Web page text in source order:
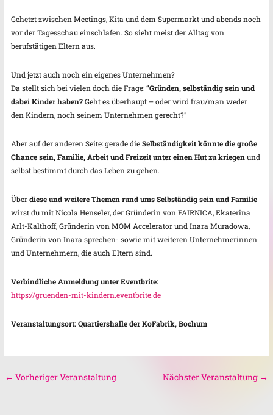
Gehetzt zwischen Meetings, Kita und dem Supermarkt und abends noch
vor der Tagesschau einschlafen. So sieht meist der Alltag von
berufstätigen Eltern aus.
Und jetzt auch noch ein eigenes Unternehmen?
Da stellt sich bei vielen doch die Frage:“Gründen, selbständig sein und
dabei Kinder haben?Geht es überhaupt – oder wird frau/man weder
den Kindern, noch seinem Unternehmen gerecht?”
Aber auf der anderen Seite: gerade dieSelbständigkeit könnte die große
Chance sein, Familie, Arbeit und Freizeit unter einen Hut zu kriegenund
selbst bestimmt durch das Leben zu gehen.
Überdiese und weitere Themen rund ums Selbständig sein und Familie
wirst du mit Nicola Henseler, der Gründerin von FAIRNICA, Ekaterina
Arlt-Kalthoff, Gründerin von MOM Accelerator und Inara Muradowa,
Gründerin von Inara sprechen- sowie mit weiteren Unternehmerinnen
und Unternehmern, die auch Eltern sind.
Verbindliche Anmeldung unter Eventbrite:
https://gruenden-mit-kindern.eventbrite.de
Veranstaltungsort: Quartiershalle der KoFabrik, Bochum
← Vorheriger Veranstaltung Nächster Veranstaltung →